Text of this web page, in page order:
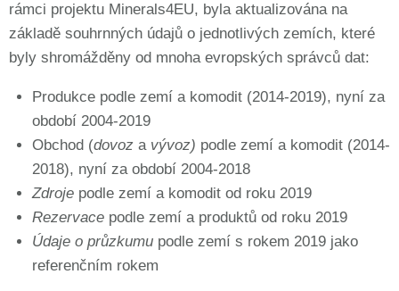
rámci projektu Minerals4EU, byla aktualizována na
základě souhrnných údajů o jednotlivých zemích, které
byly shromážděny od mnoha evropských správců dat:
Produkce podle zemí a komodit (2014-2019), nyní za
období 2004-2019
Obchod (dovoz a vývoz) podle zemí a komodit (2014-
2018), nyní za období 2004-2018
Zdroje podle zemí a komodit od roku 2019
Rezervace podle zemí a produktů od roku 2019
Údaje o průzkumu podle zemí s rokem 2019 jako
referenčním rokem